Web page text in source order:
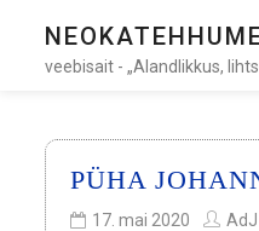
veebisait - „Alandlikkus,
PÜHA
17. mai 2020 AdJ